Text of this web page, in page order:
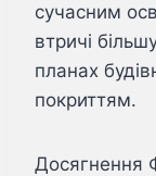
сучасним
втричі
планах
покриттям.
Досягнення